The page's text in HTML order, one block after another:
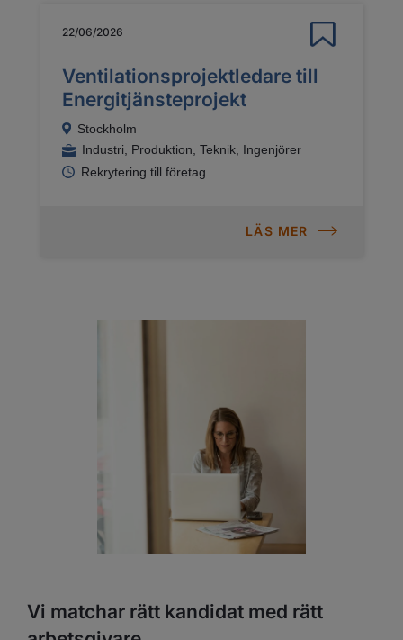
22/06/2026
Ventilationsprojektledare till
Energitjänsteprojekt
Stockholm
Industri, Produktion, Teknik, Ingenjörer
Rekrytering till företag
LÄS MER
Vi matchar rätt kandidat med rätt